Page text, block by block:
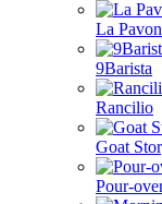
La
9Barista
Rancilio
Goat
Pour-